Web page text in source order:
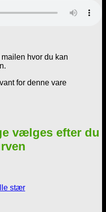
hvor du kan
for denne vare
vælges efter du